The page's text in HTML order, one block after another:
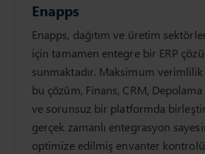
Enapps
Enapps, dağıtım ve üretim
için tamamen entegre bir ERP
sunmaktadır. Maksimum
bu çözüm, Finans, CRM,
ve sorunsuz bir platformda
gerçek zamanlı entegrasyon
optimize edilmiş envanter